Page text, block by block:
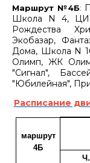
Маршрут №4Б:
Школа N 4,
Рождества
Экобазар,
Дома, Школа N
Олимп, ЖК
"Сигнал",
"Юбилейная",
Расписание
маршрут
4Б
Ч.